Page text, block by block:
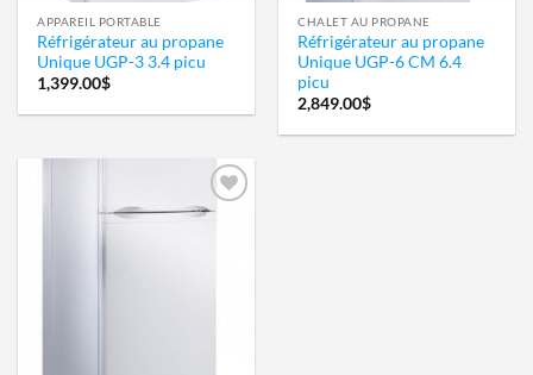
APPAREIL PORTABLE
Réfrigérateur au propane
Unique UGP-3 3.4 picu
1,399.00$
CHALET AU PROPANE
Réfrigérateur au propane
Unique UGP-6 CM 6.4
picu
2,849.00$